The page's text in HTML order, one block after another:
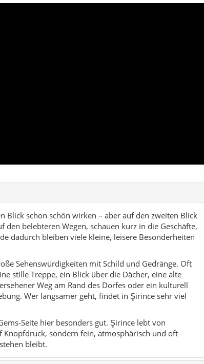
Blick schon schön wirken – aber auf den zweiten Blick
belebteren Wegen, schauen kurz in die Geschäfte,
dadurch bleiben viele kleine, leisere Besonderheiten
Sehenswürdigkeiten mit Schild und Gedränge. Oft
stille Treppe, ein Blick über die Dächer, eine alte
Weg am Rand des Dorfes oder ein kulturell
Wer langsamer geht, findet in Şirince sehr viel
Seite hier besonders gut. Şirince lebt von
sondern fein, atmosphärisch und oft
bleibt.